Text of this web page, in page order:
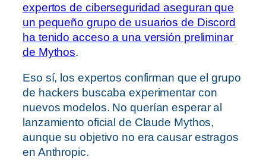
expertos de ciberseguridad aseguran que
un pequeño grupo de usuarios de Discord
ha tenido acceso a una versión preliminar
de Mythos.
Eso sí, los expertos confirman que el grupo
de hackers buscaba experimentar con
nuevos modelos. No querían esperar al
lanzamiento oficial de Claude Mythos,
aunque su objetivo no era causar estragos
en Anthropic.